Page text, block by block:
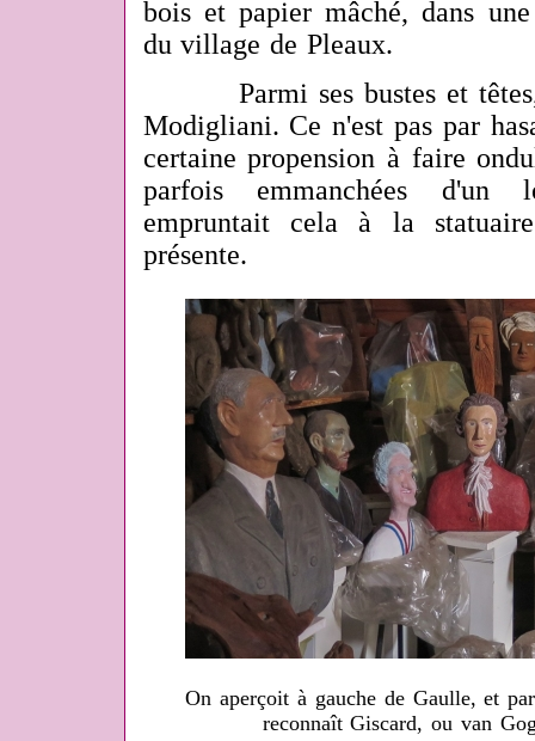
bois et papier mâché, dans
du village de Pleaux.
Parmi ses bustes et têtes,
Modigliani. Ce n'est pas par
certaine propension à faire
parfois emmanchées d'un
empruntait cela à la
présente.
On aperçoit à gauche de Gaulle, et
reconnaît Giscard, ou van